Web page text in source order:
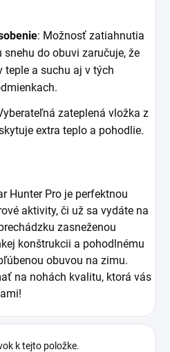
: Možnosť zatiahnutia
do obuvi zaručuje, že
teple a suchu aj v tých
zateplená vložka z
extra teplo a pohodlie.
Hunter Pro je perfektnou
aktivity, či už sa vydáte na
zasneženou
konštrukcii a pohodlnému
obuvou na zimu.
na nohách kvalitu, ktorá vás
k tejto položke.